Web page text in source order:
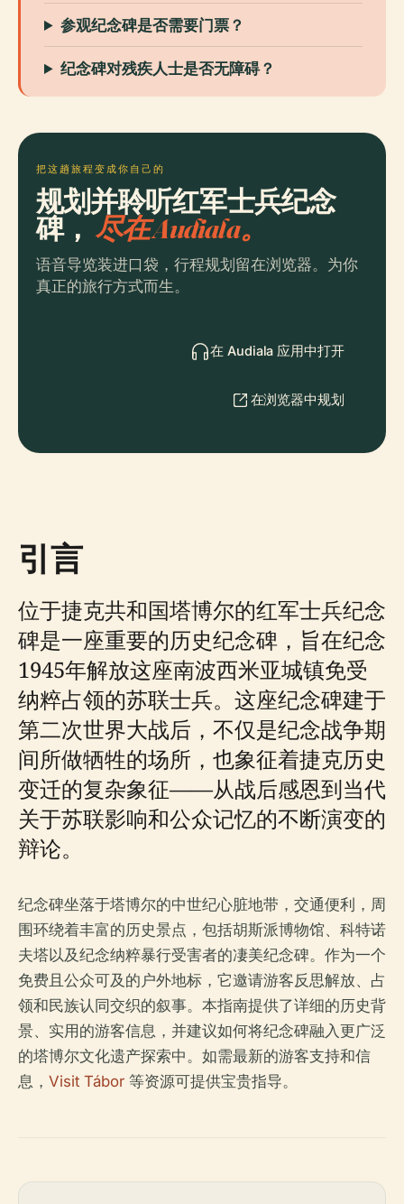
参观纪念碑是否需要门票？
纪念碑对残疾人士是否无障碍？
把这趟旅程变成你自己的
规划并聆听红军士兵纪念
碑， 尽在 Audiala。
语音导览装进口袋，行程规划留在浏览器。为你
真正的旅行方式而生。
在 Audiala 应用中打开
在浏览器中规划
引言
位于捷克共和国塔博尔的红军士兵纪念
碑是一座重要的历史纪念碑，旨在纪念
1945年解放这座南波西米亚城镇免受
纳粹占领的苏联士兵。这座纪念碑建于
第二次世界大战后，不仅是纪念战争期
间所做牺牲的场所，也象征着捷克历史
变迁的复杂象征——从战后感恩到当代
关于苏联影响和公众记忆的不断演变的
辩论。
纪念碑坐落于塔博尔的中世纪心脏地带，交通便利，周
围环绕着丰富的历史景点，包括胡斯派博物馆、科特诺
夫塔以及纪念纳粹暴行受害者的凄美纪念碑。作为一个
免费且公众可及的户外地标，它邀请游客反思解放、占
领和民族认同交织的叙事。本指南提供了详细的历史背
景、实用的游客信息，并建议如何将纪念碑融入更广泛
的塔博尔文化遗产探索中。如需最新的游客支持和信
息， Visit Tábor 等资源可提供宝贵指导。